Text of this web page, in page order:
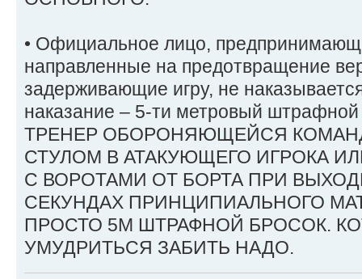
• Официальное лицо,
направленные на предотвращение
задерживающие игру, не
наказание – 5-ти метровый штрафной
ТРЕНЕР ОБОРОНЯЮЩЕЙСЯ
СТУЛОМ В АТАКУЮЩЕГО ИГРОКА
С ВОРОТАМИ ОТ БОРТА ПРИ
СЕКУНДАХ ПРИНЦИПИАЛЬНОГО
ПРОСТО 5М ШТРАФНОЙ БРОСОК.
УМУДРИТЬСЯ ЗАБИТЬ НАДО.